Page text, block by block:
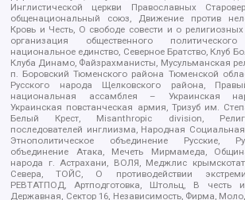
Инглистической церкви Православных
общенациональный союз, Движение против
Кровь и Честь, О свободе совести и о
организация общественного
национальное единство, Северное Братство, Клуб
Клуба Динамо, Файзрахманисты, Мусульманская
п. Боровский Тюменского района Тюменской
Русского народа Щелковского района,
национальная ассамблея – Украинская
Украинская повстанческая армия, Тризуб им.
Белый Крест, Misanthropic division,
последователей инглиизма, Народная
Этнополитическое объединение Русские,
объединение Атака, Мечеть Мирмамеда,
народа г. Астрахани, ВОЛЯ, Меджлис
Севера, ТОЙС, О противодействии
РЕВТАТПОД, Артподготовка, Штольц, В честь
Державная, Сектор 16, Независимость, Фирма,